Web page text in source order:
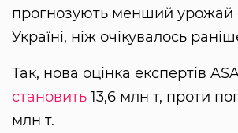
прогнозують менший урожай
Україні, ніж очікувалось
Так, нова оцінка експертів
становить 13,6 млн т, проти
млн т.